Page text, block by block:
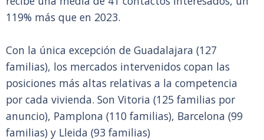
119% más que en 2023.
Con la única excepción de Guadalajara (127
familias), los mercados intervenidos copan las
posiciones más altas relativas a la competencia
por cada vivienda. Son Vitoria (125 familias por
anuncio), Pamplona (110 familias), Barcelona (99
familias) y Lleida (93 familias)